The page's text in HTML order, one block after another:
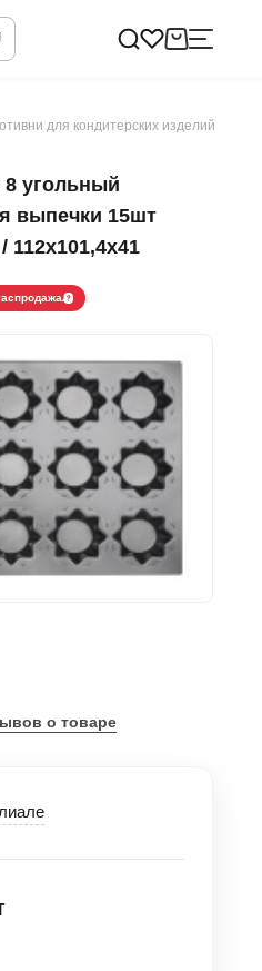
для кондитерских изделий
8 угольный
выпечки 15шт
112х101,4х41
о товаре